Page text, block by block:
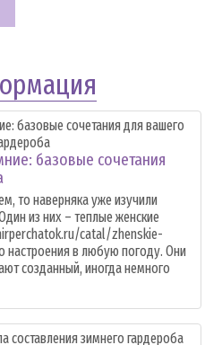
базовые сочетания
то наверняка уже изучили
из них – теплые женские
catal/zhenskie-
настроения в любую погоду. Они
созданный, иногда немного